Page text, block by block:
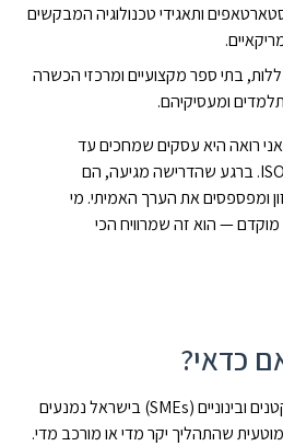
ותאגידי טכנולוגיה המבקשים
בתי ספר מקצועיים ומרכזי הכשרה
ומעסיקיהם.
רואה היא עסקים שמחכים עד
שלקוח גדול ידרוש מהם ISO. ברגע שהדרישה מגיעה, הם
ומפספסים את הערך האמיתי. מי
— הוא זה שמרוויח הכי
כדאי?
חמדאן ג'לולי מסביר כי עסקים קטנים ובינוניים (SMEs) בישראל נמנעים
שהתהליך יקר מדי או מורכב מדי.